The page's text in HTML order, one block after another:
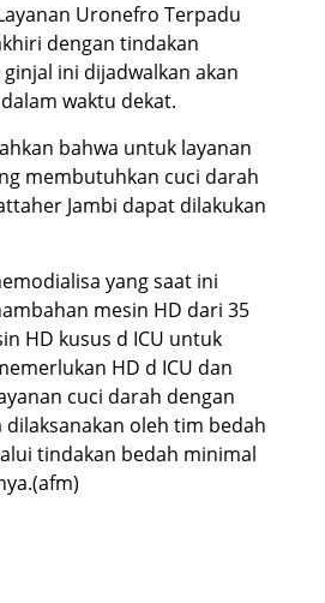
Uronefro Terpadu
dengan tindakan
ini dijadwalkan akan
waktu dekat.
bahwa untuk layanan
membutuhkan cuci darah
Jambi dapat dilakukan
yang saat ini
mesin HD dari 35
HD kusus d ICU untuk
HD d ICU dan
cuci darah dengan
dilaksanakan oleh tim bedah
tindakan bedah minimal